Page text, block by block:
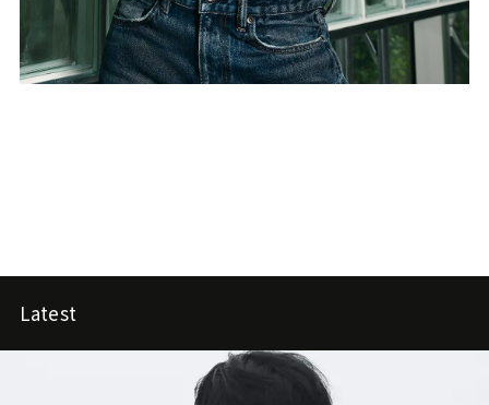
Latest